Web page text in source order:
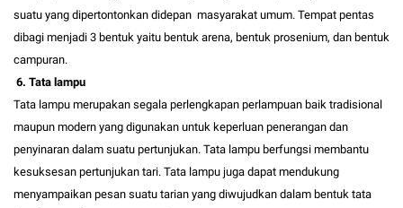
suatu yang dipertontonkan didepan masyarakat umum. Tempat pentas
dibagi menjadi 3 bentuk yaitu bentuk arena, bentuk prosenium, dan bentuk
campuran.
6. Tata lampu
Tata lampu merupakan segala perlengkapan perlampuan baik tradisional
maupun modern yang digunakan untuk keperluan penerangan dan
penyinaran dalam suatu pertunjukan. Tata lampu berfungsi membantu
kesuksesan pertunjukan tari. Tata lampu juga dapat mendukung
menyampaikan pesan suatu tarian yang diwujudkan dalam bentuk tata